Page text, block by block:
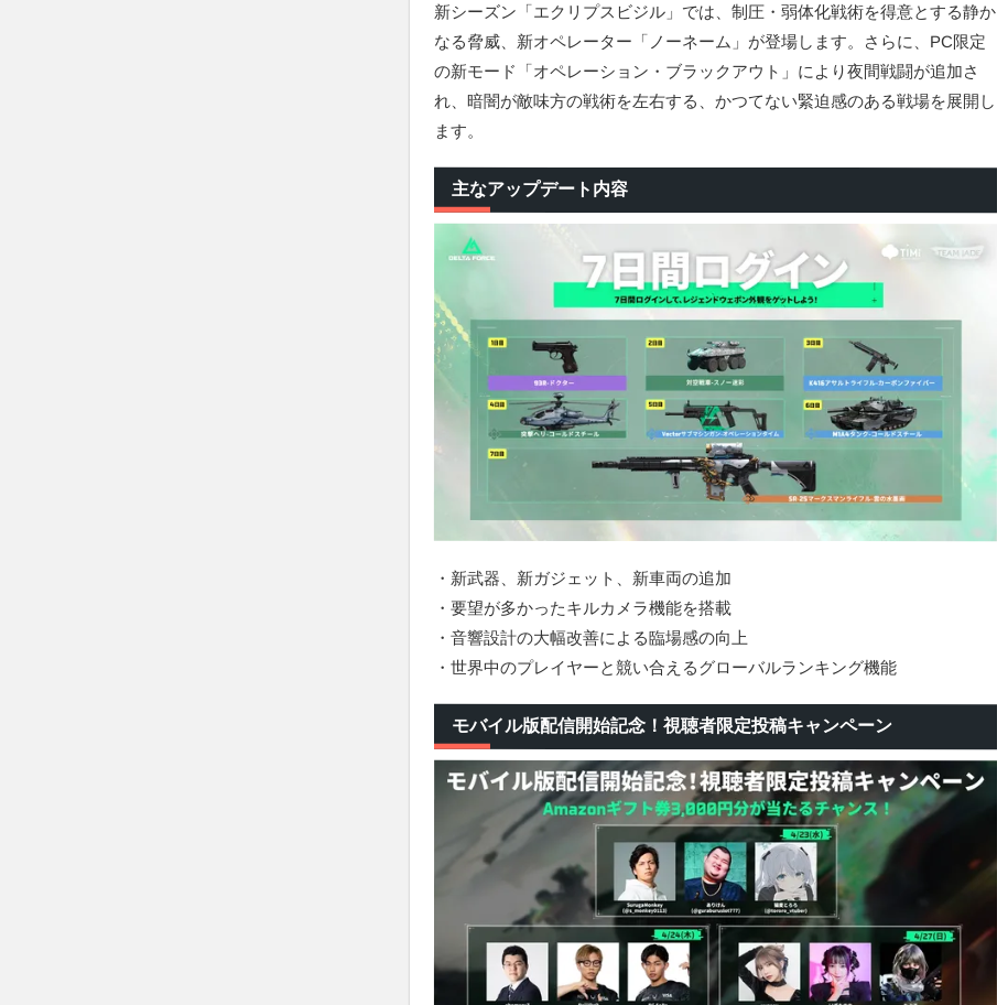
新シーズン「エクリプスビジル」では、制圧・弱体化戦術を得意とする静か
なる脅威、新オペレーター「ノーネーム」が登場します。さらに、PC限定
の新モード「オペレーション・ブラックアウト」により夜間戦闘が追加さ
れ、暗闇が敵味方の戦術を左右する、かつてない緊迫感のある戦場を展開し
ます。
主なアップデート内容
・新武器、新ガジェット、新車両の追加
・要望が多かったキルカメラ機能を搭載
・音響設計の大幅改善による臨場感の向上
・世界中のプレイヤーと競い合えるグローバルランキング機能
モバイル版配信開始記念！視聴者限定投稿キャンペーン